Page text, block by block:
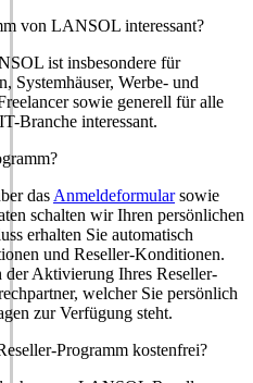
von LANSOL interessant?
ist insbesondere für
Systemhäuser, Werbe- und
sowie generell für alle
Branche interessant.
das Anmeldeformularsowie
schalten wir Ihren persönlichen
erhalten Sie automatisch
und Reseller-Konditionen.
der Aktivierung Ihres Reseller-
welcher Sie persönlich
zur Verfügung steht.
Programm kostenfrei?